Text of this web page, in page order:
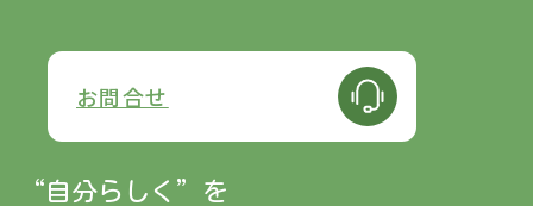
“自分らしく” を
お問合せ